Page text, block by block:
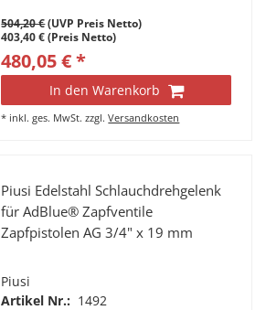
504,20 €(UVP Preis Netto)
403,40 € (Preis Netto)
480,05 € *
In den Warenkorb
* inkl. ges. MwSt. zzgl.Versandkosten
Piusi Edelstahl Schlauchdrehgelenk
für AdBlue® Zapfventile
Zapfpistolen AG 3/4" x 19 mm
Piusi
Artikel Nr.: 1492